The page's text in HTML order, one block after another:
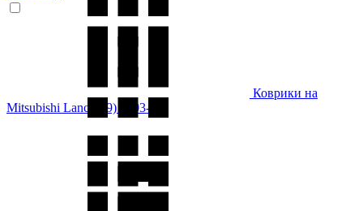
Коврики на
Mitsubishi Lancer (9) 2003-